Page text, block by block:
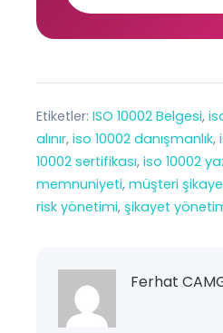
Etiketler: ISO 10002 Belgesi,
alınır, iso 10002 danışmanlık,
10002 sertifikası, iso 10002
memnuniyeti, müşteri
risk yönetimi, şikayet
Ferhat